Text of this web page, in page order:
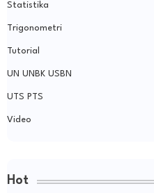
Statistika
Trigonometri
Tutorial
UN UNBK USBN
UTS PTS
Video
Hot